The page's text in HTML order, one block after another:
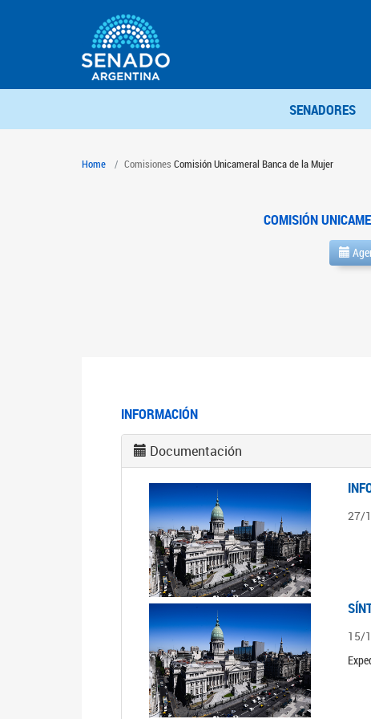
SENADORES
Home Comisiones Comisión Unicameral Banca de la Mujer
COMISIÓN
INFORMACIÓN
Documentación
27/
15/